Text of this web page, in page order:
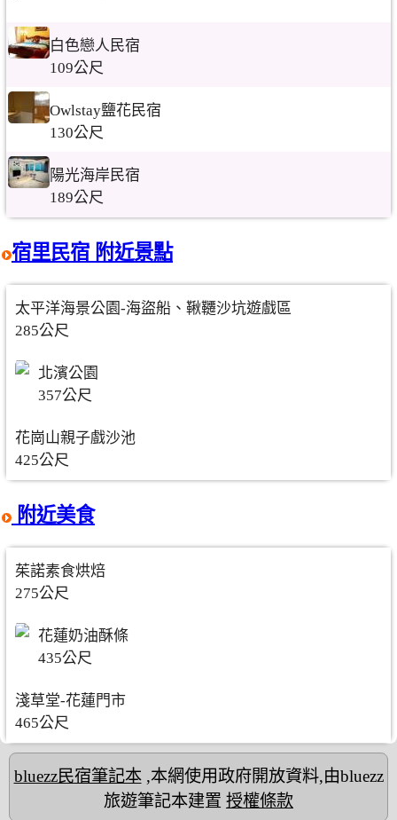
白色戀人民宿
109公尺
Owlstay鹽花民宿
130公尺
陽光海岸民宿
189公尺
宿里民宿 附近景點
太平洋海景公園-海盜船、鞦韆沙坑遊戲區
285公尺
北濱公園
357公尺
花崗山親子戲沙池
425公尺
附近美食
茱諾素食烘焙
275公尺
花蓮奶油酥條
435公尺
淺草堂-花蓮門市
465公尺
bluezz民宿筆記本,本網使用政府開放資料,由bluezz
旅遊筆記本建置 授權條款